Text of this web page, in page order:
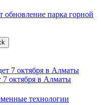
парка горной
октября в Алматы